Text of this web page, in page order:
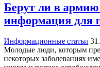
Берут ли в армию
информация для
Информационные статьи
Молодые люди, которым
некоторых заболеваниях